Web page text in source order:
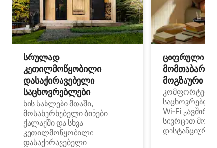
სრულად
კეთილმოწყობილი
დასაქირავებელი
საცხოვრებლები
ხის სახლები მთაში,
მოსახერხებელი ბინები
ქალაქში და სხვა
კეთილმოწყობილი
დასაქირავებელი
ციფრული
მოგზაური
კომფორტული
Wi‑Fi
სივრცით
დისტანციური